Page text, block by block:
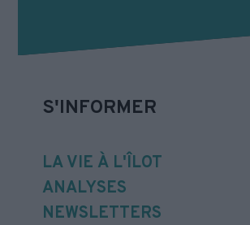
S'INFORMER
LA VIE À L'ÎLOT
ANALYSES
NEWSLETTERS